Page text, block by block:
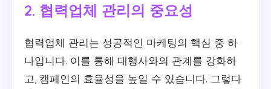
2. 협력업체 관리의 중요성
협력업체 관리는 성공적인 마케팅의 핵심 중 하
나입니다. 이를 통해 대행사와의 관계를 강화하
고, 캠페인의 효율성을 높일 수 있습니다. 그렇다